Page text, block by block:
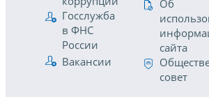
Госслужба
в ФНС
России
Вакансии
Об
сайта
совет